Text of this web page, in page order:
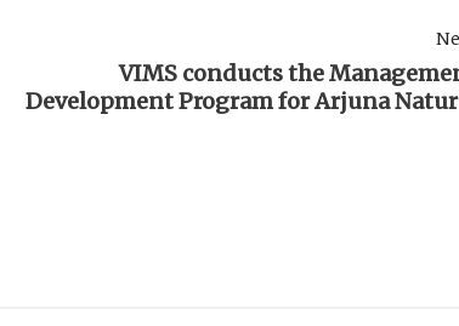
VIMS conducts the
Development Program for Arjuna